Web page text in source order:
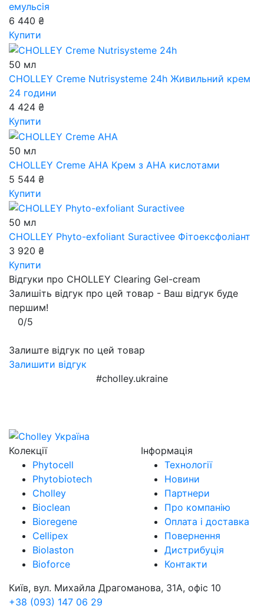
емульсія
6 440 ₴
Купити
50 мл
CHOLLEY Creme Nutrisysteme 24h Живильний крем
24 години
4 424 ₴
Купити
50 мл
CHOLLEY Creme AHA Крем з АНА кислотами
5 544 ₴
Купити
50 мл
CHOLLEY Phyto-exfoliant Suractivee Фітоексфоліант
3 920 ₴
Купити
Відгуки про CHOLLEY Clearing Gel-cream
Залишіть відгук про цей товар - Ваш відгук буде
першим!
0/5
Залиште відгук по цей товар
Залишити відгук
#cholley.ukraine
Колекції
Phytocell
Phytobiotech
Cholley
Bioclean
Bioregene
Cellipex
Biolaston
Bioforce
Інформація
Технології
Новини
Партнери
Про компанію
Оплата і доставка
Повернення
Дистрибуція
Контакти
Київ, вул. Михайла Драгоманова, 31А, офіс 10
+38 (093) 147 06 29